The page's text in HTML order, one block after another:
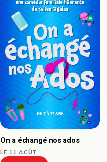
On a échangé nos ados
LE 11 AOÛT